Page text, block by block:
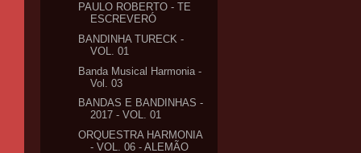
PAULO ROBERTO - TE
ESCREVERÓ
BANDINHA TURECK -
VOL. 01
Banda Musical Harmonia -
Vol. 03
BANDAS E BANDINHAS -
2017 - VOL. 01
ORQUESTRA HARMONIA
- VOL. 06 - ALEMÃO